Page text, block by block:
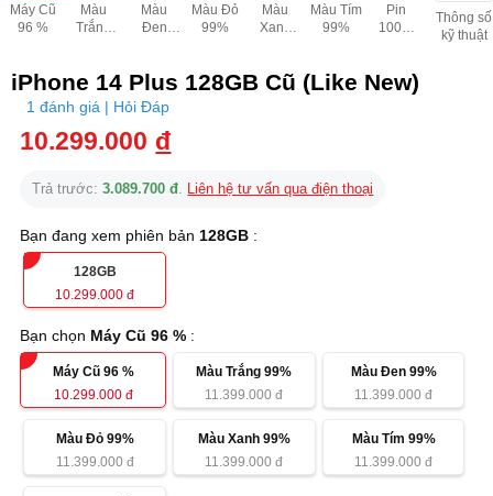
Máy Cũ
96 %
Màu
Trắng
Màu
Đen
Màu Đỏ
99%
Màu
Xanh
Màu Tím
99%
Pin
100%
(esim)
Thông số
kỹ thuật
iPhone 14 Plus 128GB Cũ (Like New)
1 đánh giá | Hỏi Đáp
10.299.000 đ
Trả trước:3.089.700 đ. Liên hệ tư vấn qua điện thoại
Bạn đang xem phiên bản 128GB :
128GB
10.299.000 đ
Bạn chọn Máy Cũ 96 % :
Máy Cũ 96 %
10.299.000đ
Màu Trắng 99%
11.399.000 đ
Màu Đen 99%
11.399.000 đ
Màu Đỏ 99%
11.399.000đ
Màu Xanh 99%
11.399.000 đ
Màu Tím 99%
11.399.000 đ